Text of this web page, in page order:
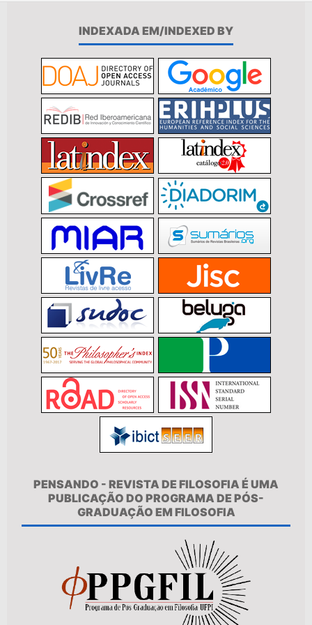
INDEXADA EM/INDEXED BY
PENSANDO - REVISTA DE FILOSOFIA É UMA
PUBLICAÇÃO DO PROGRAMA DE PÓS-
GRADUAÇÃO EM FILOSOFIA